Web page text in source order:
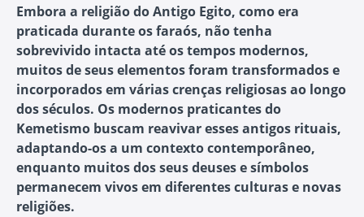
Embora a religião do Antigo Egito, como era
praticada durante os faraós, não tenha
sobrevivido intacta até os tempos modernos,
muitos de seus elementos foram transformados e
incorporados em várias crenças religiosas ao longo
dos séculos. Os modernos praticantes do
Kemetismo buscam reavivar esses antigos rituais,
adaptando-os a um contexto contemporâneo,
enquanto muitos dos seus deuses e símbolos
permanecem vivos em diferentes culturas e novas
religiões.